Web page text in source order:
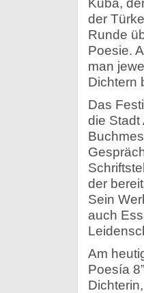
Kuba,
der
Runde
Poesie.
man
Dichtern
Das
die Stadt
der
Sein
auch
Am
Poesía